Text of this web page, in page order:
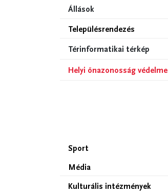
Állások
Településrendezés
Térinformatikai térkép
Helyi önazonosság védelme
Sport
Média
Kulturális intézmények